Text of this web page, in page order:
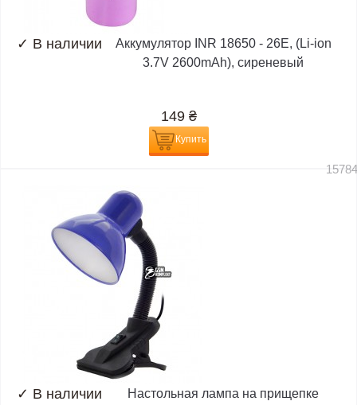
✓ В наличии
Аккумулятор INR 18650 - 26E, (Li-ion
3.7V 2600mAh), сиреневый
149 ₴
Купить
✓ В наличии
Настольная лампа на прищепке